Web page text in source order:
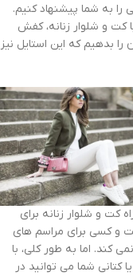
را به شما پیشنهاد کنیم.
کت و شلوار زنانه، کفش
را بدهیم که این استایل نیز
کت و شلوار زنانه برای
و کسی برای مراسم های
کند. اما به طور کلی، با
کتانی شما می توانید در